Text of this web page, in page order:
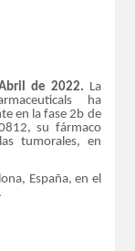
de 2022. La
ha
en la fase 2b de
su fármaco
tumorales, en
España, en el